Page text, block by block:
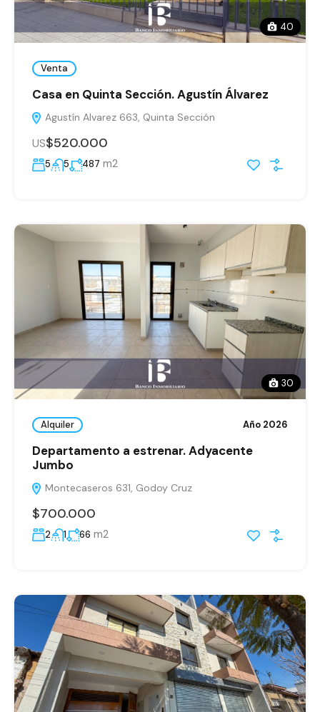
40
Venta
Casa en Quinta Sección. Agustín Álvarez
Agustín Alvarez 663, Quinta Sección
US$520.000
5 5 487 m2
30
Alquiler Año 2026
Departamento a estrenar. Adyacente
Jumbo
Montecaseros 631, Godoy Cruz
$700.000
2 1 66 m2